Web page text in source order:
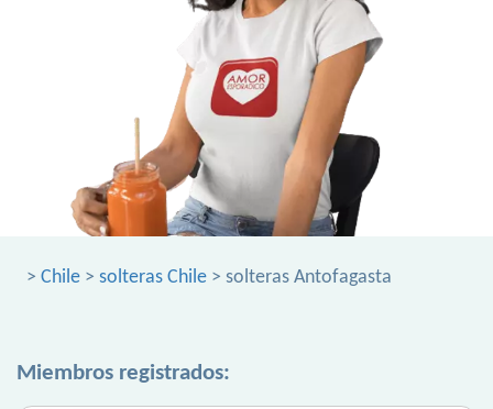
> Chile > solteras Chile > solteras Antofagasta
Miembros registrados: